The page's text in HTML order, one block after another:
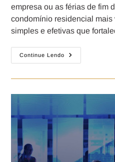
empresa ou as férias de fim
condomínio residencial
simples e efetivas que
Continue Lendo